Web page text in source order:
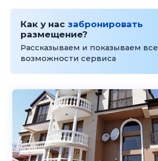
Как у нас забронировать
размещение?
Рассказываем и показываем все
возможности сервиса